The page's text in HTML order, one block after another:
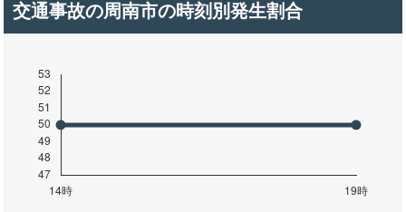
交通事故の周南市の時刻別発生割合